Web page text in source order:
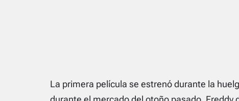
La primera película se estrenó durante la